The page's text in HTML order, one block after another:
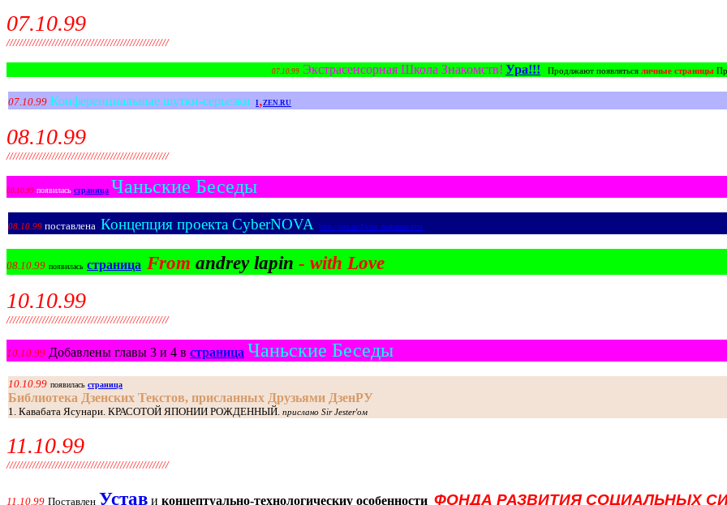
07.10.99
//////////////////////////////////////////////////
07.10.99 Экстрасенсорная Школа Знакомств! Ура!!! Продлжают появляться личные страницы
07.10.99 Конференциальные шутки-серьезки I ,ZEN.RU
08.10.99
//////////////////////////////////////////////////
08.10.99 появилась страница Чаньские Беседы
08.10.99 поставлена Концепция пpоекта CyberNOVA http://zen.ru/Extra_mahatma.htm
08.10.99 появилась страница From andrey lapin - with Love
10.10.99
//////////////////////////////////////////////////
10.10.99 Добавлены главы 3 и 4 в страница Чаньские Беседы
10.10.99 появилась страница
Библиотека Дзенских Текстов, присланных Друзьями ДзенРУ
1. Кавабата Ясунари. КРАСОТОЙ ЯПОНИИ РОЖДЕННЫЙ. прислано Sir Jester'ом
11.10.99
//////////////////////////////////////////////////
11.10.99 Поставлен Устав и концептуально-технологическиу особенности ФОНДА РАЗВИТИЯ СОЦИАЛЬНЫХ